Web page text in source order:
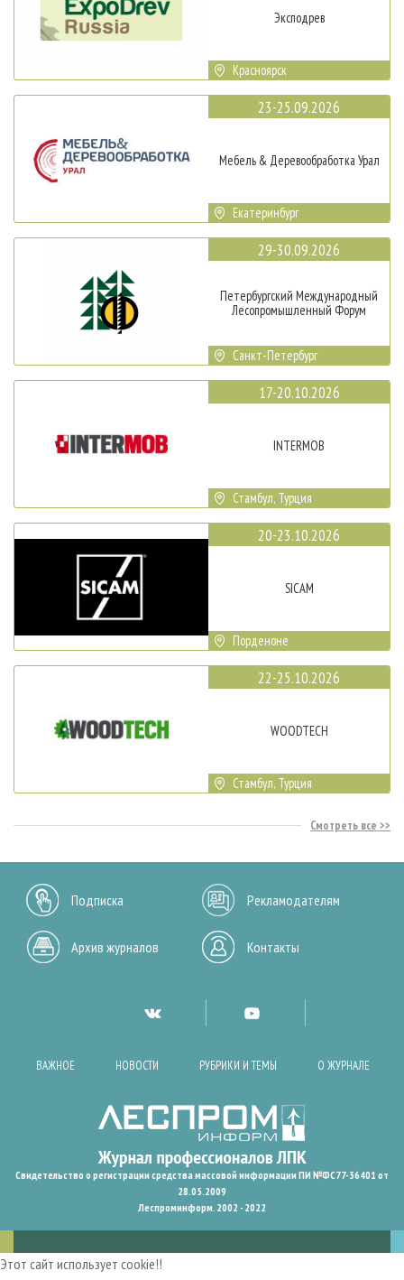
Эксподрев
Красноярск
23-25.09.2026
Мебель & Деревообработка Урал
Екатеринбург
29-30.09.2026
Петербургский Международный
Лесопромышленный Форум
Санкт-Петербург
17-20.10.2026
INTERMOB
Стамбул, Турция
20-23.10.2026
SICAM
Порденоне
22-25.10.2026
WOODTECH
Стамбул, Турция
Смотреть все
Подписка Рекламодателям
Архив журналов Контакты
ВАЖНОЕ НОВОСТИ РУБРИКИ И ТЕМЫ О ЖУРНАЛЕ
Свидетельство о регистрации средства массовой информации ПИ №ФС77-36401 от
28.05.2009
Леспроминформ. 2002 - 2022
Этот сайт использует cookie!!